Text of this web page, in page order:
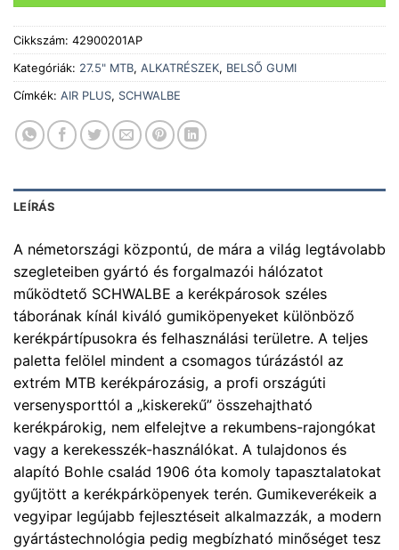
Cikkszám: 42900201AP
Kategóriák: 27.5" MTB, ALKATRÉSZEK, BELSŐ GUMI
Címkék: AIR PLUS, SCHWALBE
LEÍRÁS
A németországi központú, de mára a világ legtávolabb
szegleteiben gyártó és forgalmazói hálózatot
működtető SCHWALBE a kerékpárosok széles
táborának kínál kiváló gumiköpenyeket különböző
kerékpártípusokra és felhasználási területre. A teljes
paletta felölel mindent a csomagos túrázástól az
extrém MTB kerékpározásig, a profi országúti
versenysporttól a „kiskerekű” összehajtható
kerékpárokig, nem elfelejtve a rekumbens-rajongókat
vagy a kerekesszék-használókat. A tulajdonos és
alapító Bohle család 1906 óta komoly tapasztalatokat
gyűjtött a kerékpárköpenyek terén. Gumikeverékeik a
vegyipar legújabb fejlesztéseit alkalmazzák, a modern
gyártástechnológia pedig megbízható minőséget tesz